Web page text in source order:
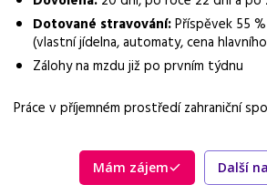
samostatnost
Dotované stravování:Příspěvek 55
(vlastní jídelna, automaty, cena
Zálohy na mzdu již po prvním týdnu
Práce v příjemném prostředí zahraniční
Mám zájem Další